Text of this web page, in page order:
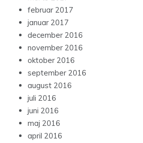
februar 2017
januar 2017
december 2016
november 2016
oktober 2016
september 2016
august 2016
juli 2016
juni 2016
maj 2016
april 2016